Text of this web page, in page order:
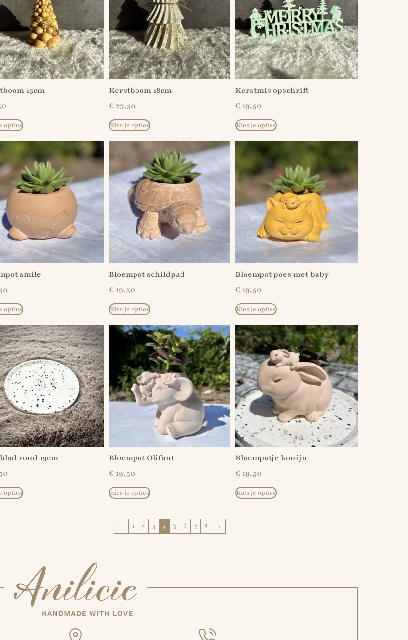
15cm
opties
Kerstboom 18cm
€23,50
Kies je opties
Kerstmis opschrift
€ 19,50
Kies je opties
smile
opties
Bloempot schildpad
€19,50
Kies je opties
Bloempot poes met baby
€ 19,50
Kies je opties
rond 19cm
opties
Bloempot Olifant
€19,50
Kies je opties
Bloempotje konijn
€ 19,50
Kies je opties
← 1 2 3 4 5 6 7 8 →